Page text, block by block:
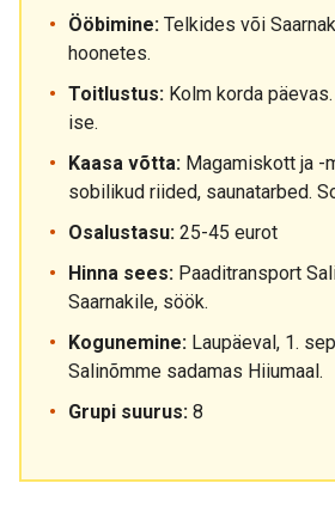
Ööbimine: Telkides või
hoonetes.
Toitlustus: Kolm korda
ise.
Kaasa võtta: Magamiskott ja -
sobilikud riided, saunatarbed.
Osalustasu: 25-45 eurot
Hinna sees: Paaditransport
Saarnakile, söök.
Kogunemine: Laupäeval, 1.
Salinõmme sadamas Hiiumaal.
Grupi suurus: 8